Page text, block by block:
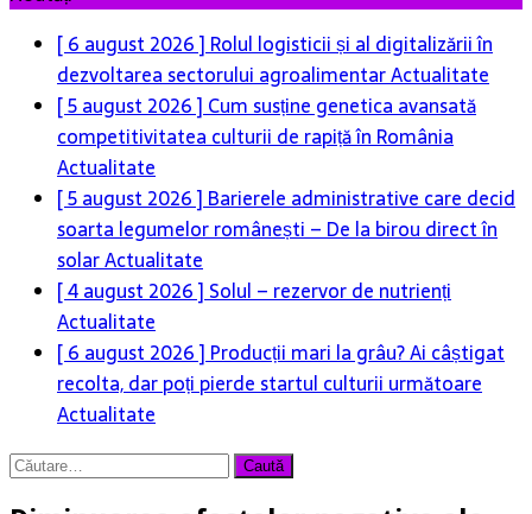
[ 5 august 2026 ] Cum susține genetica avansată
competitivitatea culturii de rapiță în România
Actualitate
[ 5 august 2026 ] Barierele administrative care decid
soarta legumelor românești – De la birou direct în
solarActualitate
[ 4 august 2026 ]Solul – rezervor de nutrienți
Actualitate
[ 6 august 2026 ] Producții mari la grâu? Ai câștigat
recolta, dar poți pierde startul culturii următoare
Actualitate
[ 6 august 2026 ]Rolul logisticii și al digitalizării în
dezvoltarea sectorului agroalimentar
după: